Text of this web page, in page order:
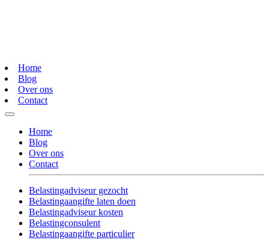
Home
Blog
Over ons
Contact
Home
Blog
Over ons
Contact
Belastingadviseur gezocht
Belastingaangifte laten doen
Belastingadviseur kosten
Belastingconsulent
Belastingaangifte particulier